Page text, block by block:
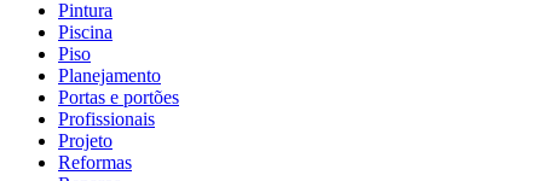
Pintura
Piscina
Piso
Planejamento
Portas e portões
Profissionais
Projeto
Reformas